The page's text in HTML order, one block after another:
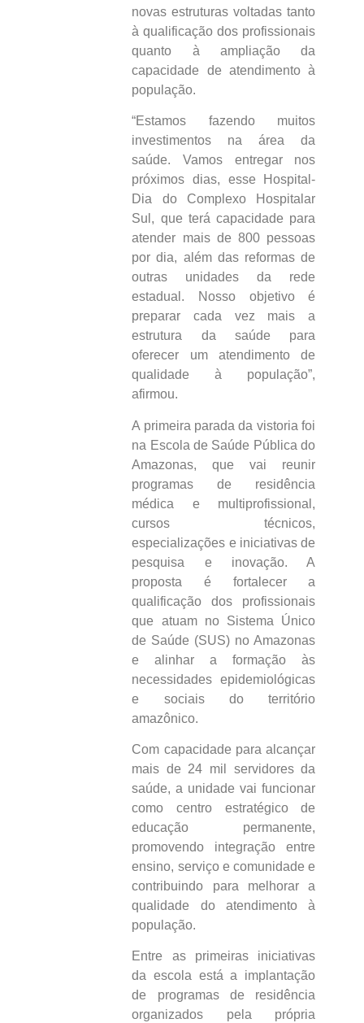
novas estruturas voltadas tanto
à qualificação dos profissionais
quanto à ampliação da
capacidade de atendimento à
população.
“Estamos fazendo muitos
investimentos na área da
saúde. Vamos entregar nos
próximos dias, esse Hospital-
Dia do Complexo Hospitalar
Sul, que terá capacidade para
atender mais de 800 pessoas
por dia, além das reformas de
outras unidades da rede
estadual. Nosso objetivo é
preparar cada vez mais a
estrutura da saúde para
oferecer um atendimento de
qualidade à população”,
afirmou.
A primeira parada da vistoria foi
na Escola de Saúde Pública do
Amazonas, que vai reunir
programas de residência
médica e multiprofissional,
cursos técnicos,
especializações e iniciativas de
pesquisa e inovação. A
proposta é fortalecer a
qualificação dos profissionais
que atuam no Sistema Único
de Saúde (SUS) no Amazonas
e alinhar a formação às
necessidades epidemiológicas
e sociais do território
amazônico.
Com capacidade para alcançar
mais de 24 mil servidores da
saúde, a unidade vai funcionar
como centro estratégico de
educação permanente,
promovendo integração entre
ensino, serviço e comunidade e
contribuindo para melhorar a
qualidade do atendimento à
população.
Entre as primeiras iniciativas
da escola está a implantação
de programas de residência
organizados pela própria